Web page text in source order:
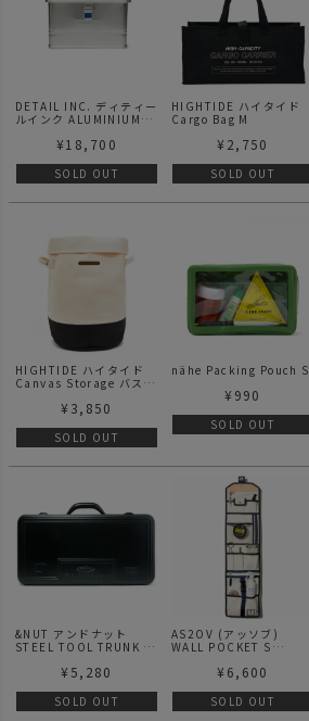
DETAIL INC. ディティー
ルインク ALUMINIUM
¥18,700
SOLD OUT
HIGHTIDE ハイタイド
Cargo Bag M
¥ 2,750
SOLD OUT
HIGHTIDE ハイタイド
Canvas Storage バスケ
¥ 3,850
SOLD OUT
nähe Packing Pouch S
¥ 990
SOLD OUT
&NUT アンドナット
STEEL TOOL TRUNK T-
¥ 5,280
SOLD OUT
AS2OV (アッソブ)
WALL POCKET S
¥ 6,600
SOLD OUT